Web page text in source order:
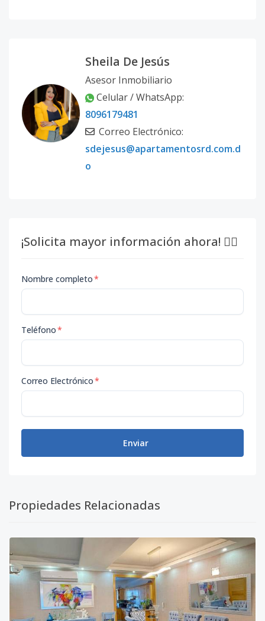
Sheila De Jesús
Asesor Inmobiliario
Celular / WhatsApp:
8096179481
Correo Electrónico:
sdejesus@apartamentosrd.com.d
o
¡Solicita mayor información ahora! 👇🏽
Nombre completo*
Teléfono*
Correo Electrónico*
Enviar
Propiedades Relacionadas